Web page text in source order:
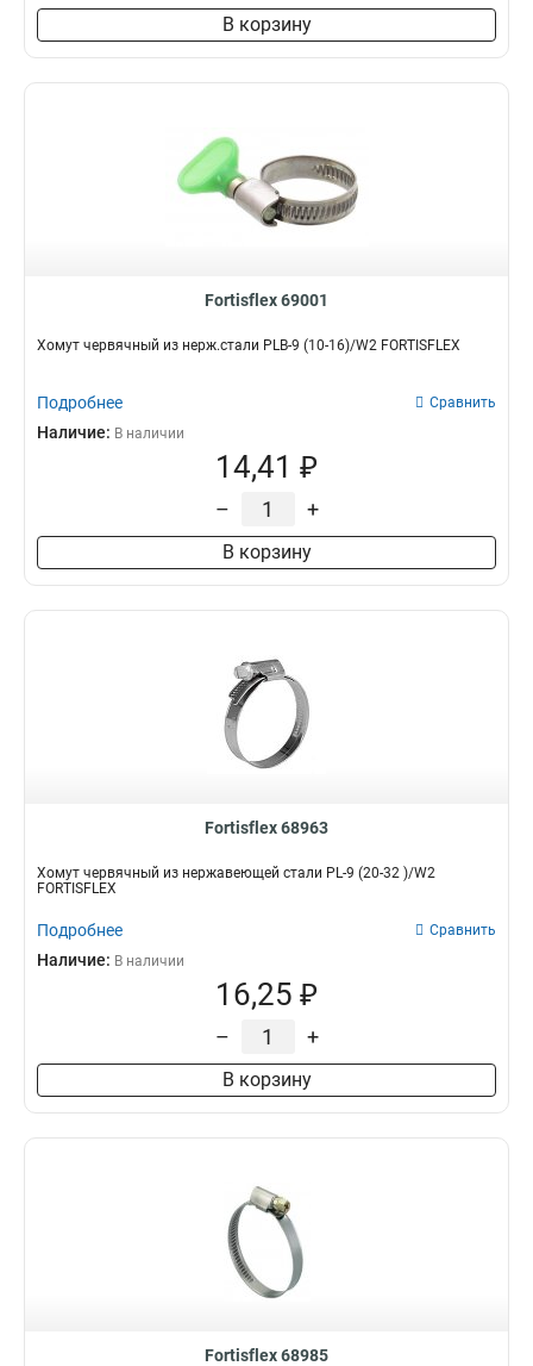
В корзину
Fortisflex 69001
Хомут червячный из нерж.стали PLB-9 (10-16)/W2 FORTISFLEX
Подробнее Сравнить
Наличие: В наличии
14,41 ₽
– +
В корзину
Fortisflex 68963
Хомут червячный из нержавеющей стали PL-9 (20-32 )/W2
FORTISFLEX
Подробнее Сравнить
Наличие: В наличии
16,25 ₽
– +
В корзину
Fortisflex 68985